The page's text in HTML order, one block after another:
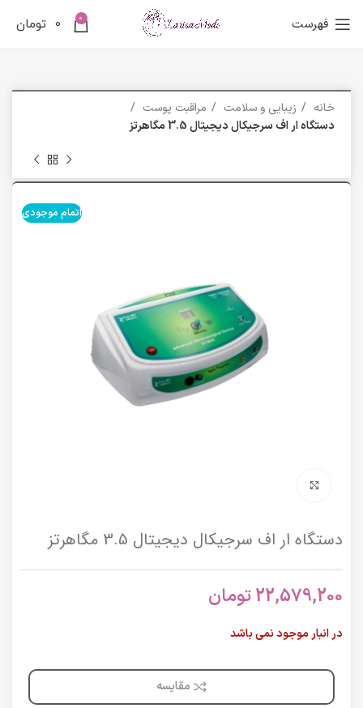
فهرست 0
0 تومان
خانه زیبایی و سلامت
مراقبت پوست
دستگاه ار اف سرجيكال ديجيتال 3.5 مگاهرتز
اتمام موجودی
دستگاه ار اف سرجيكال ديجيتال 3.5 مگاهرتز
22,579,200تومان
در انبار موجود نمی باشد
مقایسه